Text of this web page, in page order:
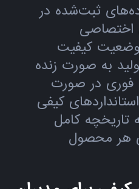
ثبت‌شده در
اختصاصی
کیفیت
به صورت زنده
فوری در صورت
کیفی
کامل
هر محصول